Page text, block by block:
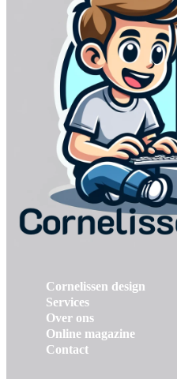
Cornelissen design
Services
Over ons
Online magazine
Contact